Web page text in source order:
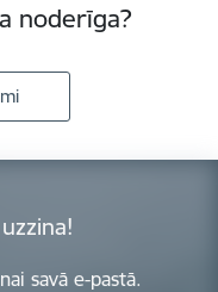
noderīga?
savā e-pastā.